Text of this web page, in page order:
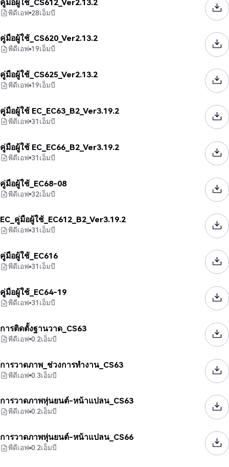
คู่มือผู้ใช้_CS612_Ver2.13.2
พีดีเอฟ 28เอ็มบี
คู่มือผู้ใช้_CS620_Ver2.13.2
พีดีเอฟ 19เอ็มบี
คู่มือผู้ใช้_CS625_Ver2.13.2
พีดีเอฟ 19เอ็มบี
คู่มือผู้ใช้ EC_EC63_B2_Ver3.19.2
พีดีเอฟ 31เอ็มบี
คู่มือผู้ใช้ EC_EC66_B2_Ver3.19.2
พีดีเอฟ 31เอ็มบี
คู่มือผู้ใช้_EC68-08
พีดีเอฟ 32เอ็มบี
EC_คู่มือผู้ใช้_EC612_B2_Ver3.19.2
พีดีเอฟ 31เอ็มบี
คู่มือผู้ใช้_EC616
พีดีเอฟ 31เอ็มบี
คู่มือผู้ใช้_EC64-19
พีดีเอฟ 31เอ็มบี
การติดตั้งฐานวาด_CS63
พีดีเอฟ 0.2เอ็มบี
การวาดภาพ_ช่วงการทำงาน_CS63
พีดีเอฟ 0.3เอ็มบี
การวาดภาพหุ่นยนต์-หน้าแปลน_CS63
พีดีเอฟ 0.2เอ็มบี
การวาดภาพหุ่นยนต์-หน้าแปลน_CS66
พีดีเอฟ 0.2เอ็มบี